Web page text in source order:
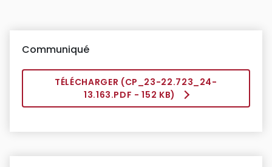
Communiqué
TÉLÉCHARGER (CP_23-22.723_24-
13.163.PDF - 152 KB)